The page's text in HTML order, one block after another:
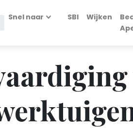
Snel naar SBI Wijken